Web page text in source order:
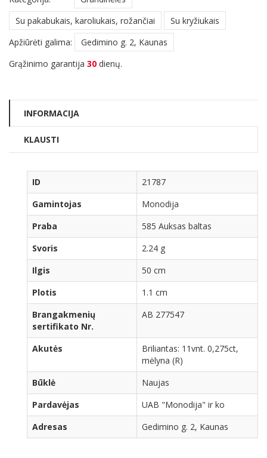
Su pakabukais, karoliukais, rožančiai
Su kryžiukais
Apžiūrėti galima:
Gedimino g. 2, Kaunas
Grąžinimo garantija 30 dienų.
INFORMACIJA
KLAUSTI
ID
21787
Gamintojas
Monodija
Praba
585 Auksas baltas
Svoris
2.24 g
Ilgis
50 cm
Plotis
1.1 cm
Brangakmenių
sertifikato Nr.
AB 277547
Akutės
Briliantas: 11vnt. 0,275ct,
mėlyna (R)
Būklė
Naujas
Pardavėjas
UAB "Monodija" ir ko
Adresas
Gedimino g. 2, Kaunas